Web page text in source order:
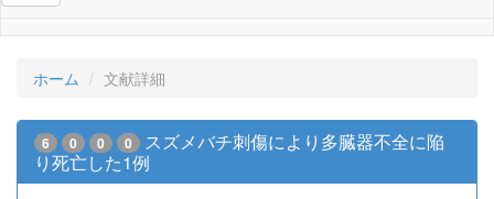
ホーム 文献詳細
6 0 0 0
スズメバチ刺傷により多臓器不全に陥
り死亡した1例